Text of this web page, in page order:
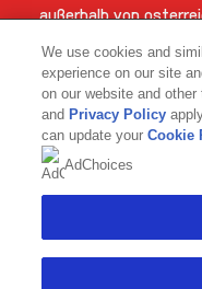
außerhalb von
We use cookies and
experience on our site
on our website and
and Privacy Policy
can update yourCookie
AdChoices